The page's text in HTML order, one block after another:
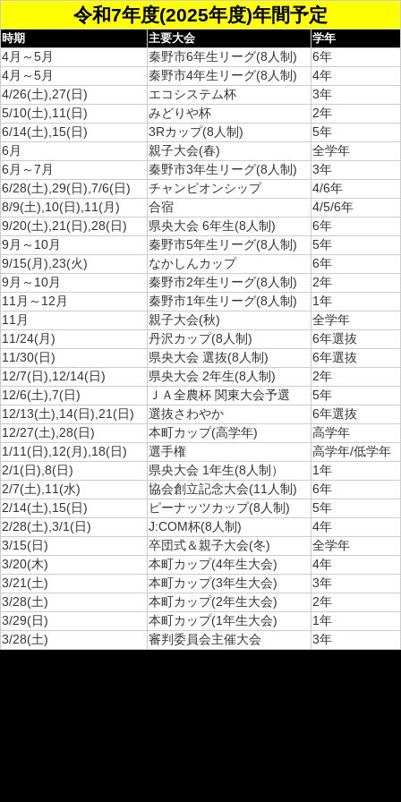
令和7年度(2025年度)年間予定
時期 主要大会 学年
4月～5月 秦野市6年生リーグ(8人制)
6年
4月～5月
秦野市4年生リーグ(8人制)
4年
4/26(土),27(日)
エコシステム杯
3年
5/10(土),11(日)
みどりや杯
2年
6/14(土),15(日)
3Rカップ(8人制)
5年
6月
親子大会(春)
全学年
6月～7月
秦野市3年生リーグ(8人制)
3年
6/28(土),29(日),7/6(日)
チャンピオンシップ
4/6年
8/9(土),10(日),11(月)
合宿
4/5/6年
9/20(土),21(日),28(日)
県央大会 6年生(8人制)
6年
9月～10月
秦野市5年生リーグ(8人制)
5年
9/15(月),23(火)
なかしんカップ
6年
9月～10月
秦野市2年生リーグ(8人制)
2年
11月～12月
秦野市1年生リーグ(8人制)
1年
11月
親子大会(秋)
全学年
11/24(月)
丹沢カップ(8人制)
6年選抜
11/30(日)
県央大会 選抜(8人制)
6年選抜
12/7(日),12/14(日)
県央大会 2年生(8人制)
2年
12/6(土),7(日)
ＪＡ全農杯 関東大会予選
5年
12/13(土),14(日),21(日)
選抜さわやか
6年選抜
12/27(土),28(日)
本町カップ(高学年)
高学年
1/11(日),12(月),18(日)
選手権
高学年/低学年
2/1(日),8(日)
県央大会 1年生(8人制）
1年
2/7(土),11(水)
協会創立記念大会(11人制)
6年
2/14(土),15(日)
ピーナッツカップ(8人制)
5年
2/28(土),3/1(日)
J:COM杯(8人制)
4年
3/15(日)
卒団式＆親子大会(冬)
全学年
3/20(木)
本町カップ(4年生大会)
4年
3/21(土)
本町カップ(3年生大会)
3年
3/28(土)
本町カップ(2年生大会)
2年
3/29(日)
本町カップ(1年生大会)
1年
3/28(土)
審判委員会主催大会 3年